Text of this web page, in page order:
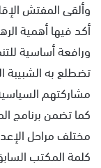
وألقى المفتش
أكد فيها أهمية
ورافعة أساسية
تضطلع به الشبيبة
مشاركتهم
كما تضمن برنامج
مختلف مراحل
كلمة المكتب